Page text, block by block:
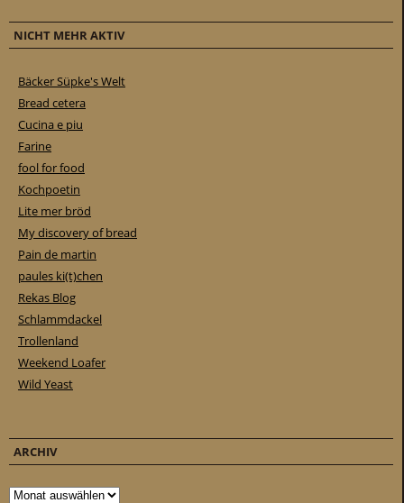
NICHT MEHR AKTIV
Bäcker Süpke's Welt
Bread cetera
Cucina e piu
Farine
fool for food
Kochpoetin
Lite mer bröd
My discovery of bread
Pain de martin
paules ki(t)chen
Rekas Blog
Schlammdackel
Trollenland
Weekend Loafer
Wild Yeast
ARCHIV
Archiv